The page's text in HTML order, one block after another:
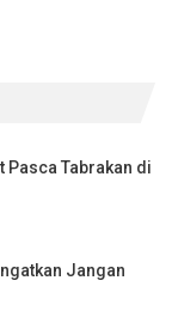
Pasca Tabrakan di
Jangan